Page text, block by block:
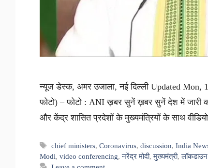
न्यूज डेस्क, अमर उजाला, नई दिल्ली Updated Mon,
फोटो) – फोटो : ANI ख़बर सुनें ख़बर सुनें देश में जारी
और केंद्र शासित प्रदेशों के मुख्यमंत्रियों के साथ
Tags
chief ministers,Coronavirus,discussion,India
Modi, video conferencing,नरेंद्र मोदी,मुख्यमंत्री,लॉकडाउन